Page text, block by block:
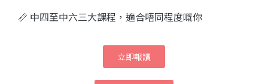
📏 中四至中六三大課程，適合唔同程度嘅你
立即報讀